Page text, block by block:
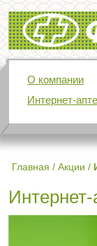
Фармация
О компании
Интернет-
Главная / Акции /
Интернет-